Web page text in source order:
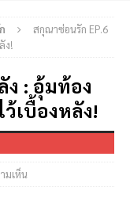
สกุณาซ่อนรัก EP.6
ง!
: อุ้มท้อง
เบื้องหลัง!
มเห็น